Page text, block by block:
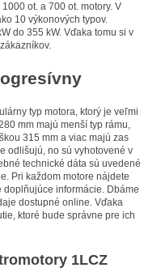
ot. a 700 ot. motory. V
10 výkonových typov.
do 355 kW. Vďaka tomu si v
typ motora, ktorý je veľmi
mm majú menší typ rámu,
315 mm a viac majú zas
odlišujú, no sú vyhotovené v
technické dáta sú uvedené
Pri každom motore nájdete
doplňujúce informácie. Dbáme
dostupné online. Vďaka
ktoré bude správne pre ich
1LCZ